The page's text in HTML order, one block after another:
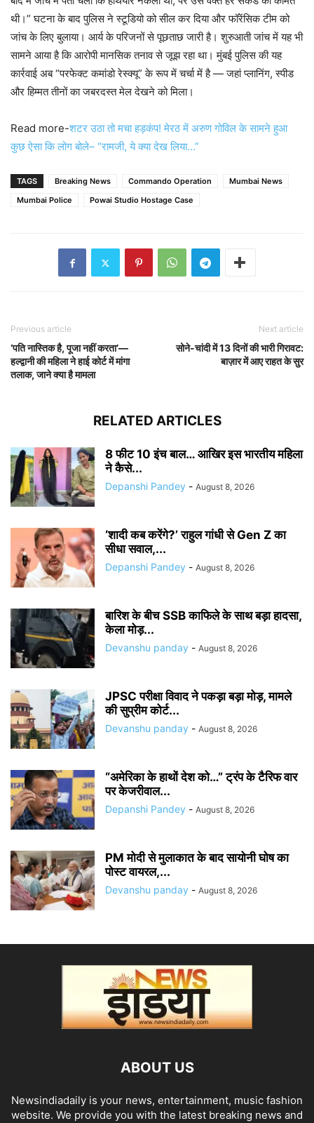
थी।” घटना के बाद पुलिस ने स्टूडियो को सील कर दिया और फॉरेंसिक टीम को
जांच के लिए बुलाया। आर्य के परिजनों से पूछताछ जारी है। शुरुआती जांच में यह भी
सामने आया है कि आरोपी मानसिक तनाव से जूझ रहा था। मुंबई पुलिस की यह
कार्रवाई अब “परफेक्ट कमांडो रेस्क्यू” के रूप में चर्चा में है — जहां प्लानिंग, स्पीड
और हिम्मत तीनों का जबरदस्त मेल देखने को मिला।
Read more-शटर उठा तो मचा हड़कंप! मेरठ में अरुण गोविल के सामने हुआ
कुछ ऐसा कि लोग बोले– “रामजी, ये क्या देख लिया…”
TAGS Breaking News Commando Operation
Mumbai News
Mumbai Police
Powai Studio Hostage Case
Previous article
‘पति नास्तिक है, पूजा नहीं करता’—
हल्द्वानी की महिला ने हाई कोर्ट में मांगा
तलाक, जाने क्या है मामला
Next article
सोने-चांदी में 13 दिनों की भारी गिरावट:
बाज़ार में आए राहत के सुर
RELATED ARTICLES
8 फीट 10 इंच बाल… आखिर इस भारतीय महिला
ने कैसे...
Depanshi Pandey - August 8, 2026
‘शादी कब करेंगे?’ राहुल गांधी से Gen Z का
सीधा सवाल,...
Depanshi Pandey - August 8, 2026
बारिश के बीच SSB काफिले के साथ बड़ा हादसा,
केला मोड़...
Devanshu panday - August 8, 2026
JPSC परीक्षा विवाद ने पकड़ा बड़ा मोड़, मामले
की सुप्रीम कोर्ट...
Devanshu panday - August 8, 2026
“अमेरिका के हाथों देश को…” ट्रंप के टैरिफ वार
पर केजरीवाल...
Depanshi Pandey - August 8, 2026
PM मोदी से मुलाकात के बाद सायोनी घोष का
पोस्ट वायरल,...
Devanshu panday - August 8, 2026
ABOUT US
Newsindiadaily is your news, entertainment, music fashion
website. We provide you with the latest breaking news and